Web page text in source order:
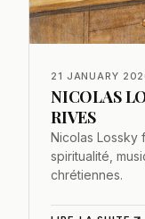
21 JANUARY
NICOLAS
RIVES
Nicolas Lossky
spiritualité,
chrétiennes.